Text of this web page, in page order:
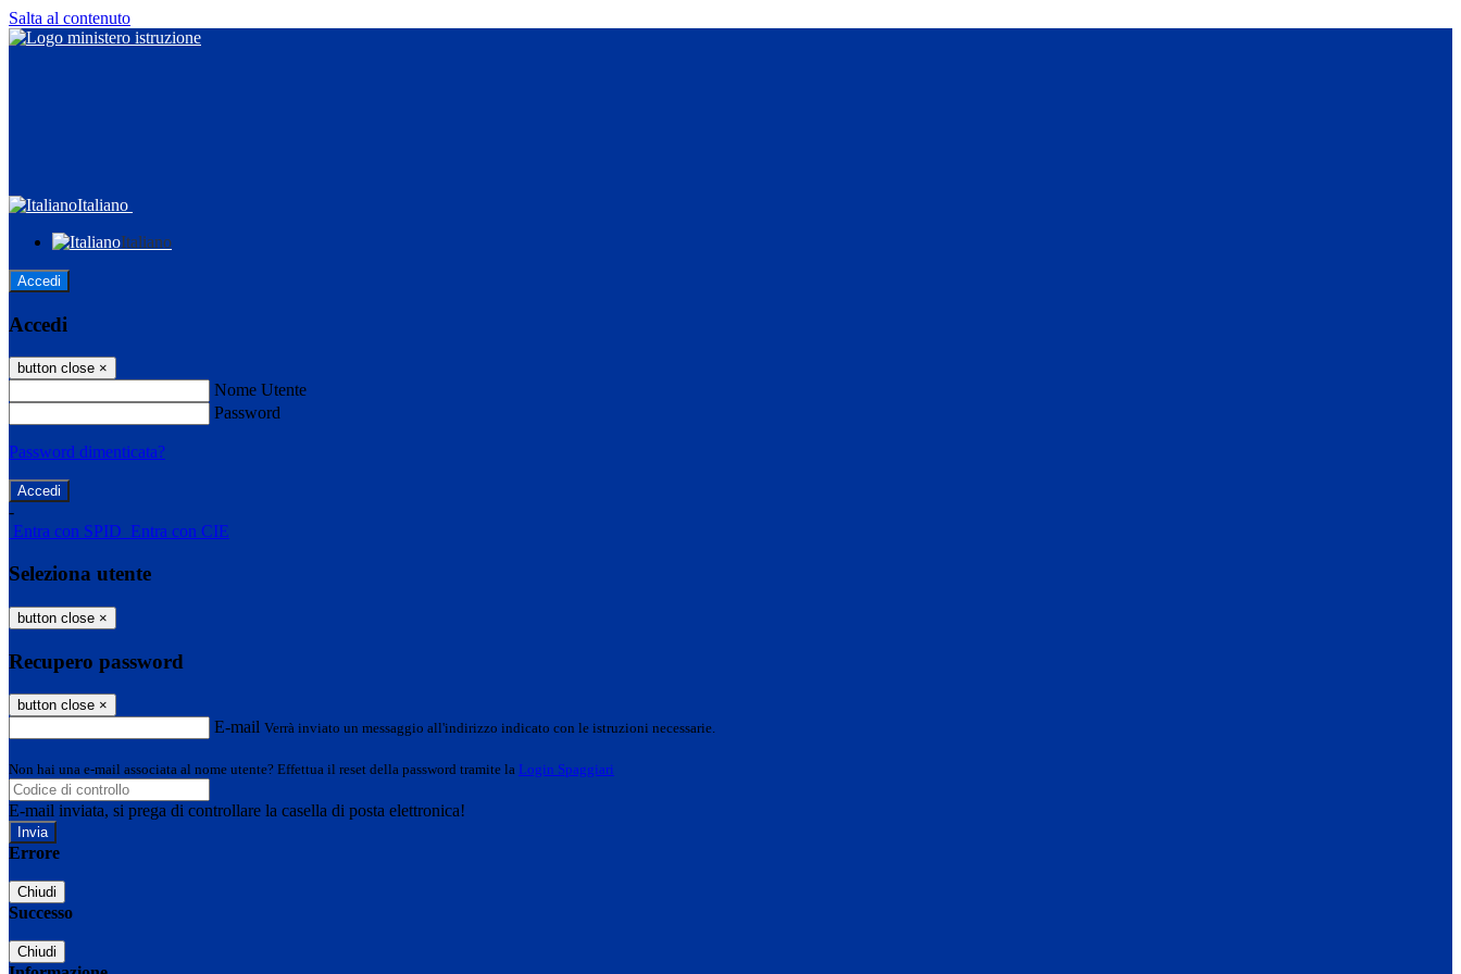
Salta al contenuto
Italiano
Italiano
Accedi
Accedi
button close ×
Nome Utente
Password
Password dimenticata?
-
Entra con SPID Entra con CIE
Seleziona utente
button close ×
Recupero password
button close ×
E-mail Verrà inviato un messaggio all'indirizzo indicato con le istruzioni necessarie.
Non hai una e-mail associata al nome utente? Effettua il reset della password tramite la Login Spaggiari
E-mail inviata, si prega di controllare la casella di posta elettronica!
Errore
Chiudi
Successo
Chiudi